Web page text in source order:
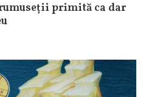
primită ca dar